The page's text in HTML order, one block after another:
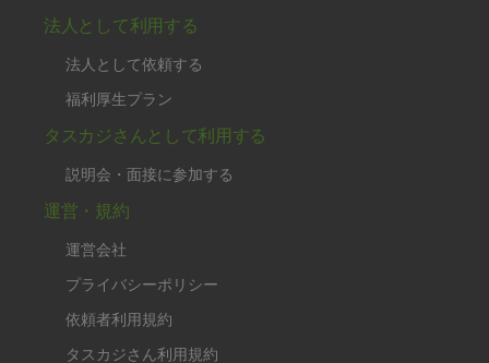
法人として利用する
法人として依頼する
福利厚生プラン
タスカジさんとして利用する
説明会・面接に参加する
運営・規約
運営会社
プライバシーポリシー
依頼者利用規約
タスカジさん利用規約